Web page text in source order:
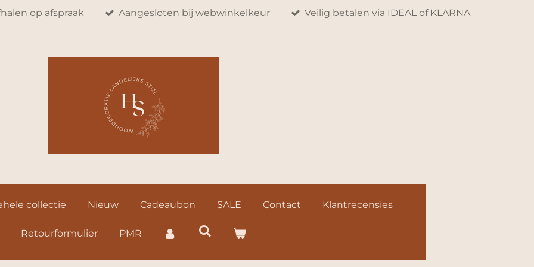
op afspraak Aangesloten bij webwinkelkeur Veilig betalen via IDEAL of KLARNA
collectie Nieuw Cadeaubon SALE Contact Klantrecensies
Retourformulier PMR